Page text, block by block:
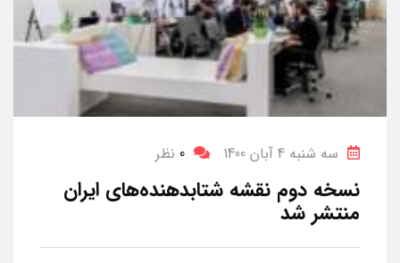
سه شنبه 4 آبان 1400 0 نظر
نسخه دوم نقشه شتابدهنده‌های ایران
منتشر شد